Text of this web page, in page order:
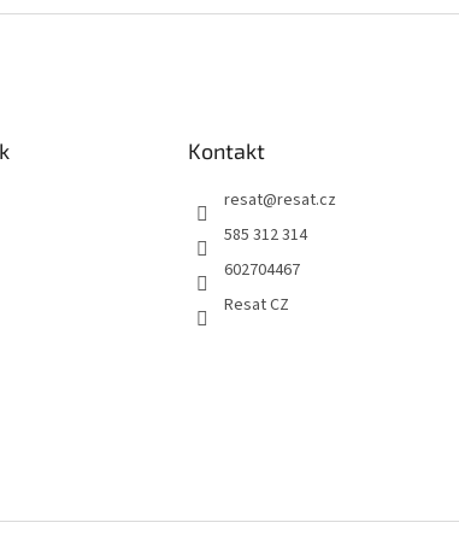
Kontakt
resat@resat.cz
585 312 314
602704467
Resat CZ